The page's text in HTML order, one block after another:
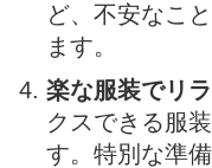
ど、不安なこ
ます。
楽な服装でリ
クスできる服
す。特別な準